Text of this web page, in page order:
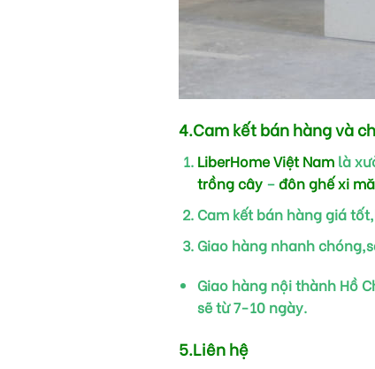
4.Cam kết bán hàng và
LiberHome Việt Namlà
trồng cây–đôn ghế xi
Cam kết bán hàng giá
Giao hàng nhanh
Giao hàng nội thành Hồ
sẽ từ 7-10 ngày.
5.Liên hệ